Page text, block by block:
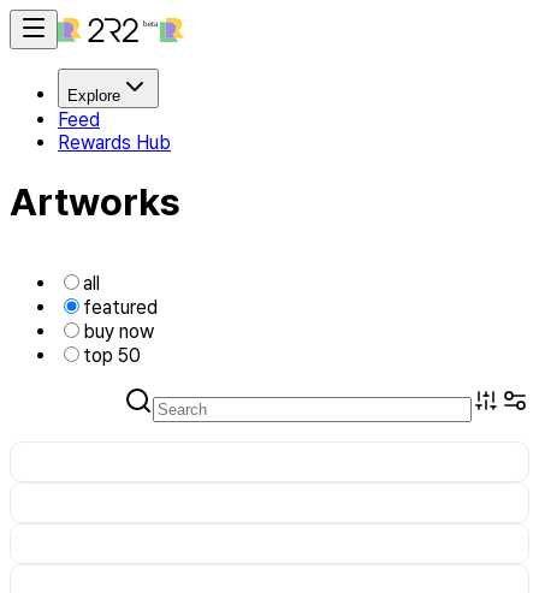
Explore
Feed
Rewards Hub
Artworks
all
featured
buy now
top 50